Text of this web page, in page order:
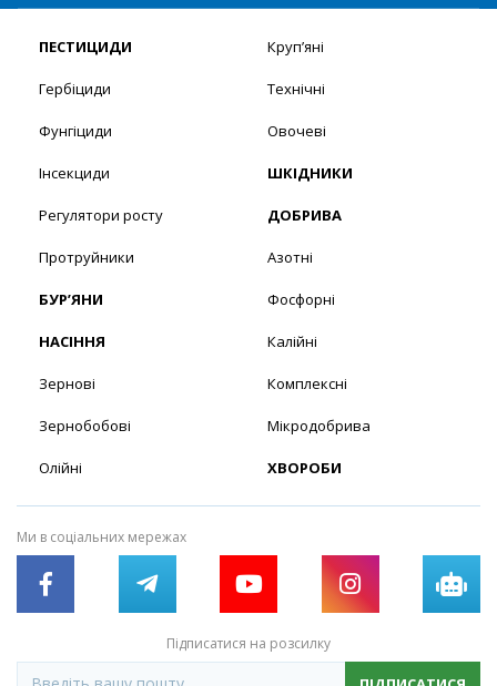
ПЕСТИЦИДИ
Гербіциди
Фунгіциди
Інсекциди
Регулятори росту
Протруйники
БУР’ЯНИ
НАСІННЯ
Зернові
Зернобобові
Олійні
Круп’яні
Технічні
Овочеві
ШКІДНИКИ
ДОБРИВА
Азотні
Фосфорні
Калійні
Комплексні
Мікродобрива
ХВОРОБИ
Ми в соціальних мережах
Підписатися на розсилку